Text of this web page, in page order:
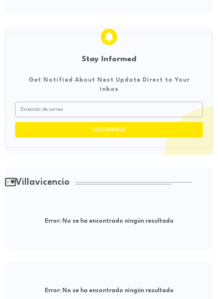
Stay Informed
Get Notified About Next Update Direct to Your
inbox
Villavicencio
Error:No se ha encontrado ningún resultado
Error:No se ha encontrado ningún resultado